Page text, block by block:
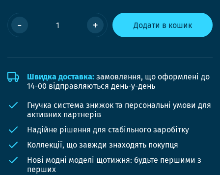
- + Додати в кошик
Швидка доставка: замовлення, що оформлені до
14-00 відправляються день-у-день
Гнучка система знижок та персональні умови для
активних партнерів
Надійне рішення для стабільного заробітку
Коллекції, що завжди знаходять покупця
Нові модні моделі щотижня: будьте першими з
перших